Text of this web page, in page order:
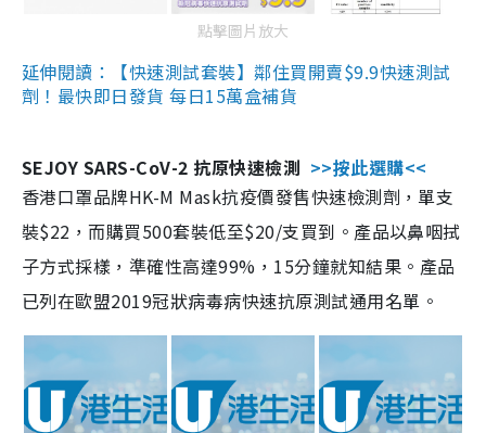
點擊圖片放大
延伸閱讀：【快速測試套裝】鄰住買開賣$9.9快速測試
劑！最快即日發貨 每日15萬盒補貨
SEJOY SARS-CoV-2 抗原快速檢測 >>按此選購<<
香港口罩品牌HK-M Mask抗疫價發售快速檢測劑，單支
裝$22，而購買500套裝低至$20/支買到。產品以鼻咽拭
子方式採樣，準確性高達99%，15分鐘就知結果。產品
已列在歐盟2019冠狀病毒病快速抗原測試通用名單。